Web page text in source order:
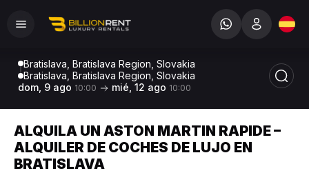
Bratislava, Bratislava Region, Slovakia
Bratislava, Bratislava Region, Slovakia
dom, 9 ago 10:00 mié, 12 ago 10:00
ALQUILA UN ASTON MARTIN RAPIDE –
ALQUILER DE COCHES DE LUJO EN
BRATISLAVA